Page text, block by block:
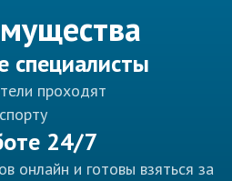
специалисты
проходят
24/7
онлайн и готовы взяться за